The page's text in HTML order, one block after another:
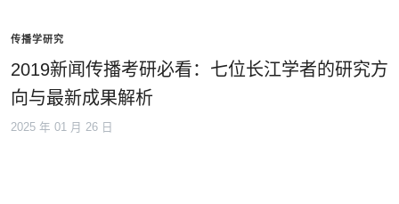
传播学研究
2019新闻传播考研必看：七位长江学者的研究方
向与最新成果解析
2025 年 01 月 26 日